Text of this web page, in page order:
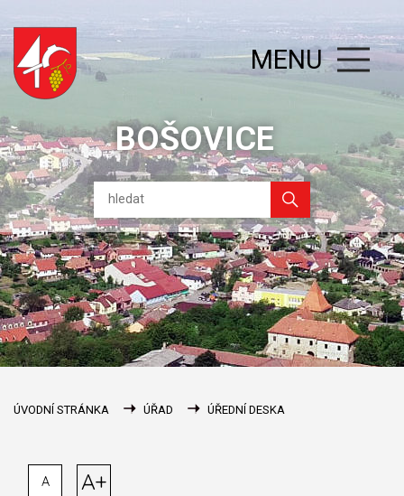
BOŠOVICE
MENU
ÚVODNÍ STRÁNKA ÚŘAD ÚŘEDNÍ DESKA
A A+